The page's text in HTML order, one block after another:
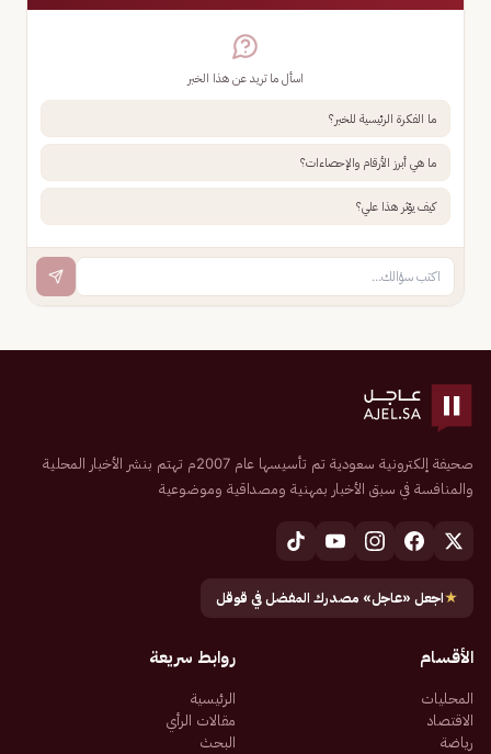
اسأل ما تريد عن هذا الخبر
ما الفكرة الرئيسية للخبر؟
ما هي أبرز الأرقام والإحصاءات؟
كيف يؤثر هذا علي؟
صحيفة إلكترونية سعودية تم تأسيسها عام 2007م تهتم بنشر الأخبار المحلية
والمنافسة في سبق الأخبار بمهنية ومصداقية وموضوعية
★اجعل «عاجل» مصدرك المفضل في قوقل
الأقسام
المحليات
الاقتصاد
رياضة
روابط سريعة
الرئيسية
مقالات الرأي
البحث